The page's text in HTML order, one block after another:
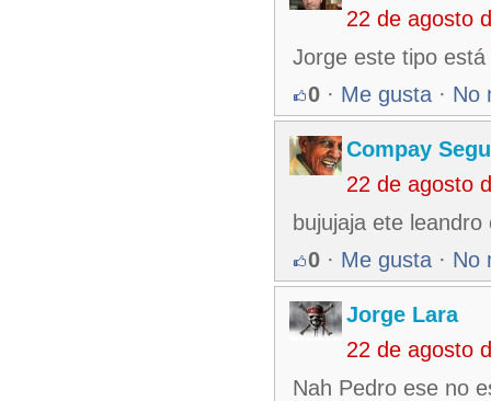
22 de agosto
Jorge este tipo
0 · Me gusta · No
Compay
22 de agosto
bujujaja ete
0 · Me gusta · No
Jorge Lara
22 de agosto
Nah Pedro ese no